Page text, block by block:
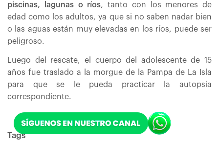
piscinas, lagunas o ríos, tanto con los menores de
edad como los adultos, ya que si no saben nadar bien
o las aguas están muy elevadas en los ríos, puede ser
peligroso.
Luego del rescate, el cuerpo del adolescente de 15
años fue traslado a la morgue de la Pampa de La Isla
para que se le pueda practicar la autopsia
correspondiente.
Tags